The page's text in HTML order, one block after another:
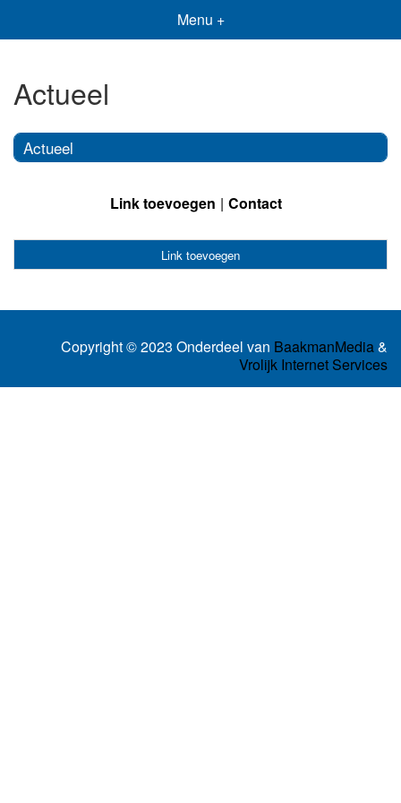
Menu +
Actueel
Actueel
Link toevoegen Contact
Link toevoegen
Copyright © 2023 Onderdeel van BaakmanMedia&
Vrolijk Internet Services